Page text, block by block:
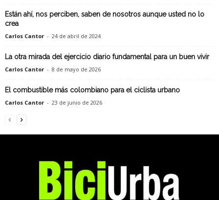
Están ahí, nos perciben, saben de nosotros aunque usted no lo
crea
Carlos Cantor - 24 de abril de 2024
La otra mirada del ejercicio diario fundamental para un buen vivir
Carlos Cantor - 8 de mayo de 2026
El combustible más colombiano para el ciclista urbano
Carlos Cantor - 23 de junio de 2026